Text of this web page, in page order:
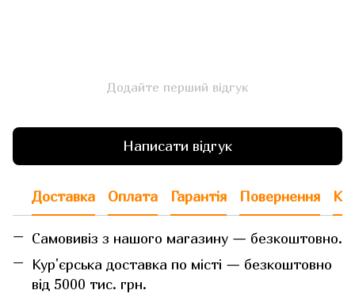
Додайте перший відгук
Написати відгук
Доставка Оплата Гарантія Повернення
Самовивіз з нашого магазину — безкоштовно.
Кур'єрська доставка по місті — безкоштовно
від 5000 тис. грн.